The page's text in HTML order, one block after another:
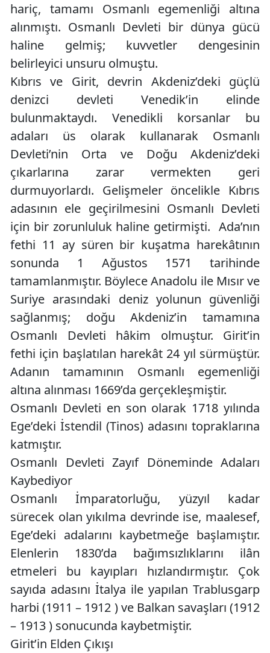
hariç, tamamı Osmanlı egemenliği altına
alınmıştı. Osmanlı Devleti bir dünya gücü
haline gelmiş; kuvvetler dengesinin
belirleyici unsuru olmuştu.
Kıbrıs ve Girit, devrin Akdeniz’deki güçlü
denizci devleti Venedik’in elinde
bulunmaktaydı. Venedikli korsanlar bu
adaları üs olarak kullanarak Osmanlı
Devleti’nin Orta ve Doğu Akdeniz’deki
çıkarlarına zarar vermekten geri
durmuyorlardı. Gelişmeler öncelikle Kıbrıs
adasının ele geçirilmesini Osmanlı Devleti
için bir zorunluluk haline getirmişti. Ada’nın
fethi 11 ay süren bir kuşatma harekâtının
sonunda 1 Ağustos 1571 tarihinde
tamamlanmıştır. Böylece Anadolu ile Mısır ve
Suriye arasındaki deniz yolunun güvenliği
sağlanmış; doğu Akdeniz’in tamamına
Osmanlı Devleti hâkim olmuştur. Girit’in
fethi için başlatılan harekât 24 yıl sürmüştür.
Adanın tamamının Osmanlı egemenliği
altına alınması 1669’da gerçekleşmiştir.
Osmanlı Devleti en son olarak 1718 yılında
Ege’deki İstendil (Tinos) adasını topraklarına
katmıştır.
Osmanlı Devleti Zayıf Döneminde Adaları
Kaybediyor
Osmanlı İmparatorluğu, yüzyıl kadar
sürecek olan yıkılma devrinde ise, maalesef,
Ege’deki adalarını kaybetmeğe başlamıştır.
Elenlerin 1830’da bağımsızlıklarını ilân
etmeleri bu kayıpları hızlandırmıştır. Çok
sayıda adasını İtalya ile yapılan Trablusgarp
harbi (1911 – 1912 ) ve Balkan savaşları (1912
– 1913 ) sonucunda kaybetmiştir.
Girit’in Elden Çıkışı